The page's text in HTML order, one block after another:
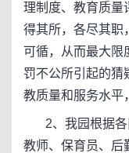
理制度、教育质量
得其所，各尽其职
可循，从而最大限
罚不公所引起的猜
教质量和服务水平
2、我园根据各
教师、保育员、后